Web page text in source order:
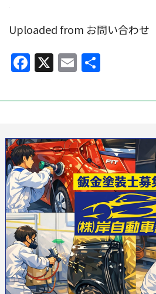
Uploaded from お問い合わせ
Facebook
X Email